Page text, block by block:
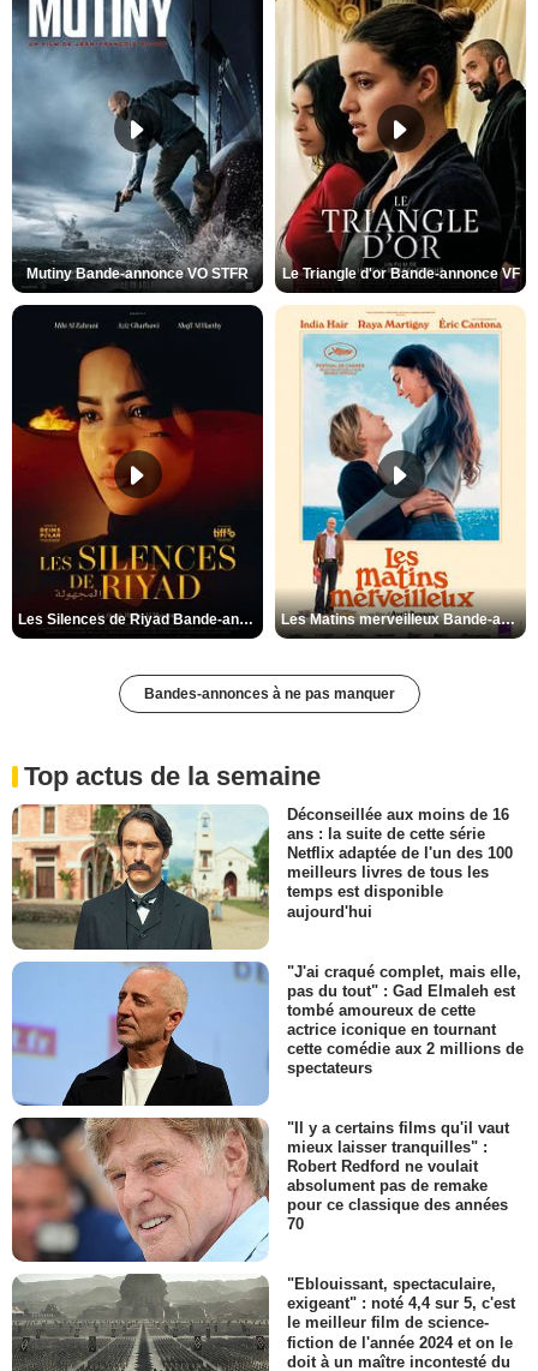
Mutiny Bande-annonce VO STFR Le Triangle d'or Bande-annonce VF
Les Silences de Riyad Bande-annonce VO STFR Les Matins merveilleux Bande-annonce VF
Bandes-annonces à ne pas manquer
Top actus de la semaine
Déconseillée aux moins de 16
ans : la suite de cette série
Netflix adaptée de l'un des 100
meilleurs livres de tous les
temps est disponible
aujourd'hui
"J'ai craqué complet, mais elle,
pas du tout" : Gad Elmaleh est
tombé amoureux de cette
actrice iconique en tournant
cette comédie aux 2 millions de
spectateurs
"Il y a certains films qu'il vaut
mieux laisser tranquilles" :
Robert Redford ne voulait
absolument pas de remake
pour ce classique des années
70
"Eblouissant, spectaculaire,
exigeant" : noté 4,4 sur 5, c'est
le meilleur film de science-
fiction de l'année 2024 et on le
doit à un maître incontesté du